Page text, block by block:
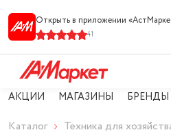
Открыть в приложении
41
АКЦИИ МАГАЗИНЫ БРЕНДЫ
Каталог Техника для